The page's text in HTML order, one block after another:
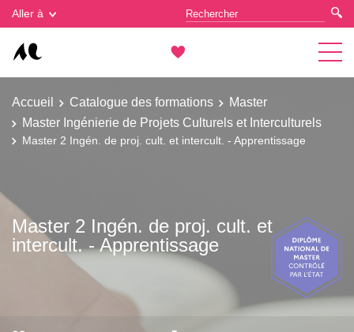
Aller à
Accueil Catalogue des formations
Master
Master Ingénierie de Projets Culturels et Interculturels
Master 2 Ingén. de proj. cult. et intercult. - Apprentissage
Master 2 Ingén. de proj. cult. et
intercult. - Apprentissage
Gestion des cookies